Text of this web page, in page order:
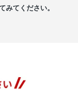
みてください。